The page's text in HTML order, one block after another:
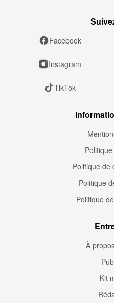
Facebook
Instagram
TikTok
Politique de
Politique
Politique
À
Kit